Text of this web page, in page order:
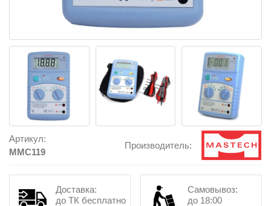
Артикул:
MMC119
Производитель:
Доставка:
до ТК бесплатно
Самовывоз:
до 18:00